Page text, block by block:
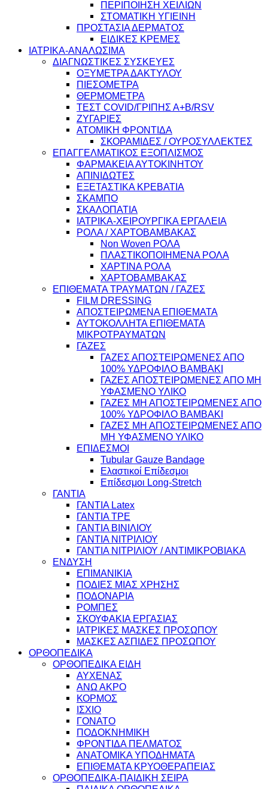
ΠΕΡΙΠΟΙΗΣΗ ΧΕΙΛΙΩΝ
ΣΤΟΜΑΤΙΚΗ ΥΓΙΕΙΝΗ
ΠΡΟΣΤΑΣΙΑ ΔΕΡΜΑΤΟΣ
ΕΙΔΙΚΕΣ ΚΡΕΜΕΣ
ΙΑΤΡΙΚΑ-ΑΝΑΛΩΣΙΜΑ
ΔΙΑΓΝΩΣΤΙΚΕΣ ΣΥΣΚΕΥΕΣ
ΟΞΥΜΕΤΡΑ ΔΑΚΤΥΛΟΥ
ΠΙΕΣΟΜΕΤΡΑ
ΘΕΡΜΟΜΕΤΡΑ
ΤΕΣΤ COVID/ΓΡΙΠΗΣ Α+Β/RSV
ΖΥΓΑΡΙΕΣ
ΑΤΟΜΙΚΗ ΦΡΟΝΤΙΔΑ
ΣΚΟΡΑΜΙΔΕΣ / ΟΥΡΟΣΥΛΛΕΚΤΕΣ
ΕΠΑΓΓΕΛΜΑΤΙΚΟΣ ΕΞΟΠΛΙΣΜΟΣ
ΦΑΡΜΑΚΕΙΑ ΑΥΤΟΚΙΝΗΤΟΥ
ΑΠΙΝΙΔΩΤΕΣ
ΕΞΕΤΑΣΤΙΚΑ ΚΡΕΒΑΤΙΑ
ΣΚΑΜΠΟ
ΣΚΑΛΟΠΑΤΙΑ
ΙΑΤΡΙΚΑ-ΧΕΙΡΟΥΡΓΙΚΑ ΕΡΓΑΛΕΙΑ
ΡΟΛΑ / ΧΑΡΤΟΒΑΜΒΑΚΑΣ
Non Woven ΡΟΛΑ
ΠΛΑΣΤΙΚΟΠΟΙΗΜΕΝΑ ΡΟΛΑ
ΧΑΡΤΙΝΑ ΡΟΛΑ
ΧΑΡΤΟΒΑΜΒΑΚΑΣ
ΕΠΙΘΕΜΑΤΑ ΤΡΑΥΜΑΤΩΝ / ΓΑΖΕΣ
FILM DRESSING
ΑΠΟΣΤΕΙΡΩΜΕΝΑ ΕΠΙΘΕΜΑΤΑ
ΑΥΤΟΚΟΛΛΗΤΑ ΕΠΙΘΕΜΑΤΑ
ΜΙΚΡΟΤΡΑΥΜΑΤΩΝ
ΓΑΖΕΣ
ΓΑΖΕΣ ΑΠΟΣΤΕΙΡΩΜΕΝΕΣ ΑΠΟ
100% ΥΔΡΟΦΙΛΟ ΒΑΜΒΑΚΙ
ΓΑΖΕΣ ΑΠΟΣΤΕΙΡΩΜΕΝΕΣ ΑΠΟ ΜΗ
ΥΦΑΣΜΕΝΟ ΥΛΙΚΟ
ΓΑΖΕΣ ΜΗ ΑΠΟΣΤΕΙΡΩΜΕΝΕΣ ΑΠΟ
100% ΥΔΡΟΦΙΛΟ ΒΑΜΒΑΚΙ
ΓΑΖΕΣ ΜΗ ΑΠΟΣΤΕΙΡΩΜΕΝΕΣ ΑΠΟ
ΜΗ ΥΦΑΣΜΕΝΟ ΥΛΙΚΟ
ΕΠΙΔΕΣΜΟΙ
Tubular Gauze Bandage
Ελαστικοί Επίδεσμοι
Επίδεσμοι Long-Stretch
ΓΑΝΤΙΑ
ΓΑΝΤΙΑ Latex
ΓΑΝΤΙΑ TPE
ΓΑΝΤΙΑ ΒΙΝΙΛΙΟΥ
ΓΑΝΤΙΑ ΝΙΤΡΙΛΙΟΥ
ΓΑΝΤΙΑ ΝΙΤΡΙΛΙΟΥ / ΑΝΤΙΜΙΚΡΟΒΙΑΚΑ
ΕΝΔΥΣΗ
ΕΠΙΜΑΝΙΚΙΑ
ΠΟΔΙΕΣ ΜΙΑΣ ΧΡΗΣΗΣ
ΠΟΔΟΝΑΡΙΑ
ΡΟΜΠΕΣ
ΣΚΟΥΦΑΚΙΑ ΕΡΓΑΣΙΑΣ
ΙΑΤΡΙΚΕΣ ΜΑΣΚΕΣ ΠΡΟΣΩΠΟΥ
ΜΑΣΚΕΣ ΑΣΠΙΔΕΣ ΠΡΟΣΩΠΟΥ
ΟΡΘΟΠΕΔΙΚΑ
ΟΡΘΟΠΕΔΙΚΑ ΕΙΔΗ
ΑΥΧΕΝΑΣ
ΑΝΩ ΑΚΡΟ
ΚΟΡΜΟΣ
ΙΣΧΙΟ
ΓΟΝΑΤΟ
ΠΟΔΟΚΝΗΜΙΚΗ
ΦΡΟΝΤΙΔΑ ΠΕΛΜΑΤΟΣ
ΑΝΑΤΟΜΙΚΑ ΥΠΟΔΗΜΑΤΑ
ΕΠΙΘΕΜΑΤΑ ΚΡΥΟΘΕΡΑΠΕΙΑΣ
ΟΡΘΟΠΕΔΙΚΑ-ΠΑΙΔΙΚΗ ΣΕΙΡΑ